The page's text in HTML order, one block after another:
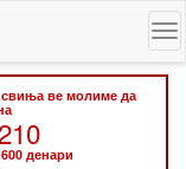
свиња ве молиме да
денари